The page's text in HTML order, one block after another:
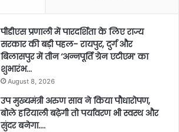
पीडीएस प्रणाली में पारदर्शिता के लिए राज्य
सरकार की बड़ी पहल- रायपुर, दुर्ग और
बिलासपुर में तीन ‘अन्नपूर्ति ग्रेन एटीएम‘ का
शुभारंभ…
August 8, 2026
उप मुख्यमंत्री अरुण साव ने किया पौधारोपण,
बोले हरियाली बढ़ेगी तो पर्यावरण भी स्वस्थ और
सुंदर बनेगा….